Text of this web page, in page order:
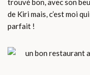
trouvé bon, avec son
de Kiri mais, c’est moi
parfait !